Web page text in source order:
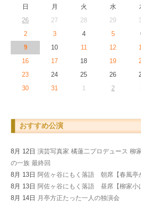
日 月 火 水
26
27 28 29
2
3 4 5
9
10 11 12
16
17 18 19
23
24 25 26
30
31 1 2
おすすめ公演
8月 12日演芸写真家 橘蓮二プロデュース 柳
の一族 最終回
8月 13日阿佐ヶ谷にもく落語 朝席【春風亭
8月 13日阿佐ヶ谷にもく落語 昼席【柳家小
8月 14日 月亭方正たった一人の独演会